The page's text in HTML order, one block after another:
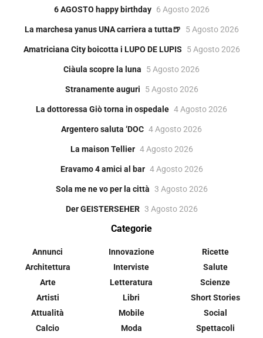
6 AGOSTO happy birthday 6 Agosto 2026
La marchesa yanus UNA carriera a tutta🍺 5 Agosto 2026
Amatriciana City boicotta i LUPO DE LUPIS 5 Agosto 2026
Ciàula scopre la luna 5 Agosto 2026
Stranamente auguri 5 Agosto 2026
La dottoressa Giò torna in ospedale 4 Agosto 2026
Argentero saluta ‘DOC 4 Agosto 2026
La maison Tellier 4 Agosto 2026
Eravamo 4 amici al bar 4 Agosto 2026
Sola me ne vo per la città 3 Agosto 2026
Der GEISTERSEHER 3 Agosto 2026
Categorie
Annunci
Architettura
Arte
Artisti
Attualità
Calcio
Innovazione
Interviste
Letteratura
Libri
Mobile
Moda
Ricette
Salute
Scienze
Short Stories
Social
Spettacoli